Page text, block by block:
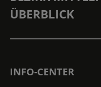
ÜBERBLICK
INFO-CENTER